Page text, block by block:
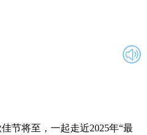
节将至，一起走近2025年“最